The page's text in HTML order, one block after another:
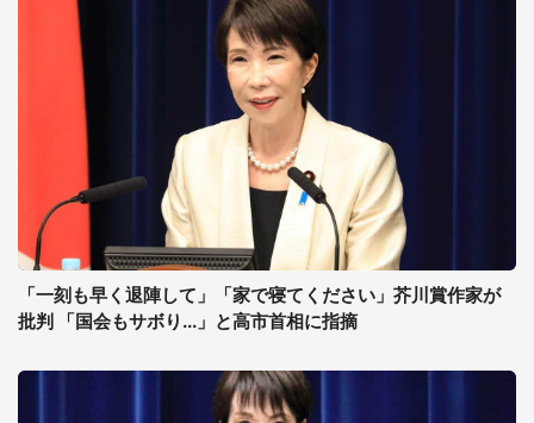
「一刻も早く退陣して」「家で寝てください」芥川賞作家が
批判 「国会もサボり...」と高市首相に指摘